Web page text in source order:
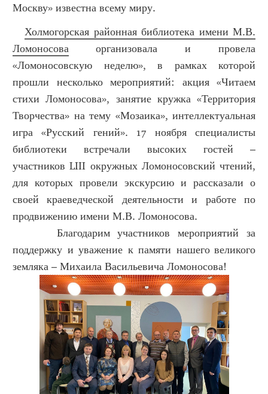
Москву» известна всему миру.
Холмогорская районная библиотека имени М.В.
Ломоносова организовала и провела
«Ломоносовскую неделю», в рамках которой
прошли несколько мероприятий: акция «Читаем
стихи Ломоносова», занятие кружка «Территория
Творчества» на тему «Мозаика», интеллектуальная
игра «Русский гений». 17 ноября специалисты
библиотеки встречали высоких гостей –
участников LIII окружных Ломоносовский чтений,
для которых провели экскурсию и рассказали о
своей краеведческой деятельности и работе по
продвижению имени М.В. Ломоносова.
Благодарим участников мероприятий за
поддержку и уважение к памяти нашего великого
земляка – Михаила Васильевича Ломоносова!